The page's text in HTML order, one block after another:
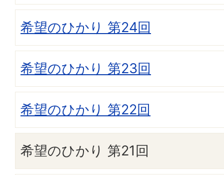
希望のひかり 第24回
希望のひかり 第23回
希望のひかり 第22回
希望のひかり 第21回